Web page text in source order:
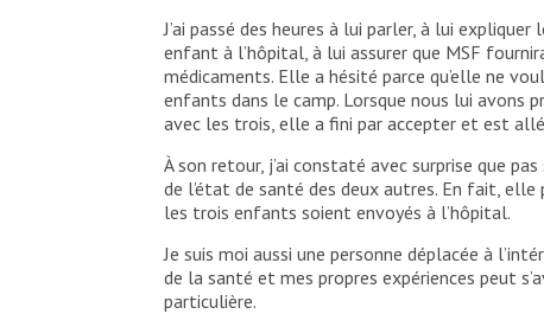
J’ai passé des heures à lui parler, à lui expliquer
enfant à l’hôpital, à lui assurer que MSF
médicaments. Elle a hésité parce qu’elle ne
enfants dans le camp. Lorsque nous lui avons
avec les trois, elle a fini par accepter et est
À son retour, j’ai constaté avec surprise que
de l’état de santé des deux autres. En fait,
les trois enfants soient envoyés à l’hôpital.
Je suis moi aussi une personne déplacée à
de la santé et mes propres expériences peut
particulière.